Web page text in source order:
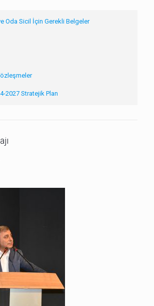
Oda Sicil İçin Gerekli Belgeler
2027 Stratejik Plan